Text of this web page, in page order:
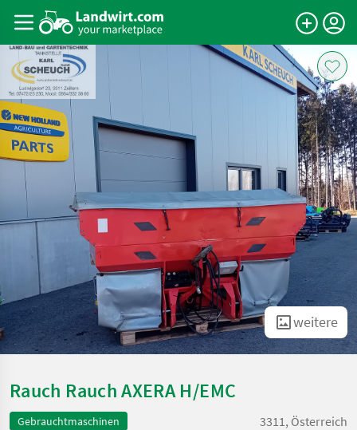
weitere
Rauch Rauch AXERA H/EMC
Gebrauchtmaschinen 3311, Österreich